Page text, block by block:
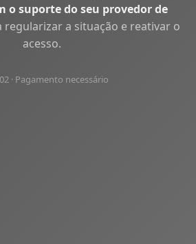
o suporte do seu provedor de
regularizar a situação e reativar o
acesso.
· Pagamento necessário